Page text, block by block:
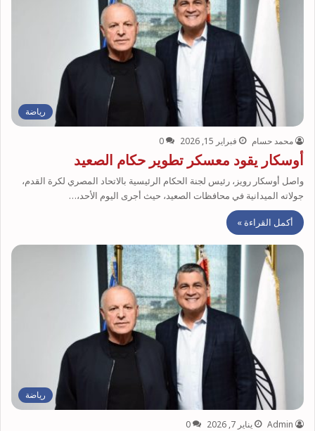
رياضة
محمد حسام فبراير 15, 2026 0
أوسكار يقود معسكر تطوير حكام الصعيد
واصل أوسكار رويز، رئيس لجنة الحكام الرئيسية بالاتحاد المصري لكرة القدم،
جولاته الميدانية في محافظات الصعيد، حيث أجرى اليوم الأحد،…
أكمل القراءة »
رياضة
Admin يناير 7, 2026 0